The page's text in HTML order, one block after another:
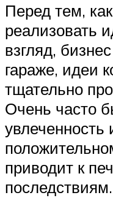
Перед тем,
реализовать
взгляд,
гараже, идеи
тщательно
Очень часто
увлеченность
приводит к
последствиям.